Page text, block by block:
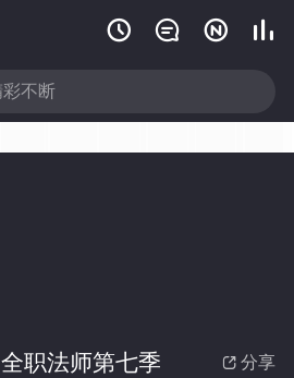
   
 分享
全职法师第七季